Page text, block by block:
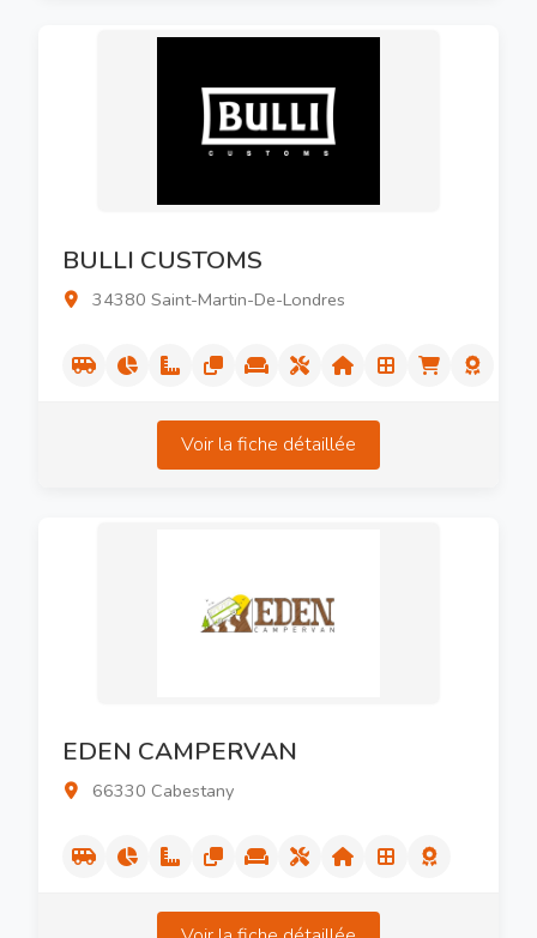
BULLI CUSTOMS
34380 Saint-Martin-De-Londres
Voir la fiche détaillée
EDEN CAMPERVAN
66330 Cabestany